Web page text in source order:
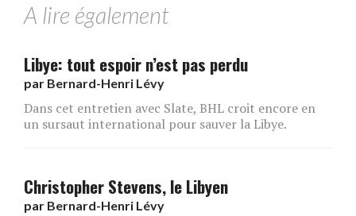
A lire également
Libye: tout espoir n’est pas perdu
par Bernard-Henri Lévy
Dans cet entretien avec Slate, BHL croit encore en
un sursaut international pour sauver la Libye.
Christopher Stevens, le Libyen
par Bernard-Henri Lévy